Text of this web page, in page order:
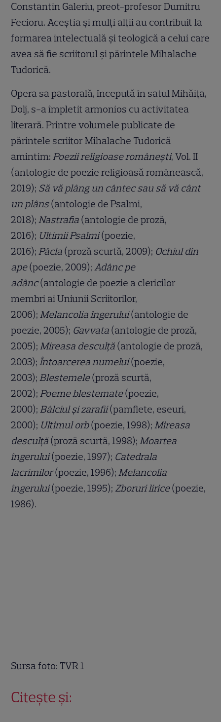
Constantin Galeriu, preot-profesor Dumitru
Fecioru. Aceştia şi mulţi alţii au contribuit la
formarea intelectuală şi teologică a celui care
avea să fie scriitorul şi părintele Mihalache
Tudorică.
Opera sa pastorală, începută în satul Mihăiţa,
Dolj, s-a împletit armonios cu activitatea
literară. Printre volumele publicate de
părintele scriitor Mihalache Tudorică
amintim: Poezii religioase românești, Vol. II
(antologie de poezie religioasă românească,
2019); Să vă plâng un cântec sau să vă cânt
un plâns(antologie de Psalmi,
2018); Nastrafia (antologie de proză,
2016); Ultimii Psalmi(poezie,
2016); Pâcla (proză scurtă, 2009); Ochiul din
ape(poezie, 2009); Adânc pe
adânc(antologie de poezie a clericilor
membri ai Uniunii Scriitorilor,
2006); Melancolia îngerului(antologie de
poezie, 2005); Gavvata (antologie de proză,
2005); Mireasa desculţă (antologie de proză,
2003); Întoarcerea numelui(poezie,
2003); Blestemele(proză scurtă,
2002); Poeme blestemate(poezie,
2000); Bâlciul şi zarafii(pamflete, eseuri,
2000); Ultimul orb(poezie, 1998); Mireasa
desculţă (proză scurtă, 1998); Moartea
îngerului(poezie, 1997); Catedrala
lacrimilor(poezie, 1996); Melancolia
îngerului(poezie, 1995); Zboruri lirice(poezie,
1986).
Sursa foto: TVR 1
Citește și: